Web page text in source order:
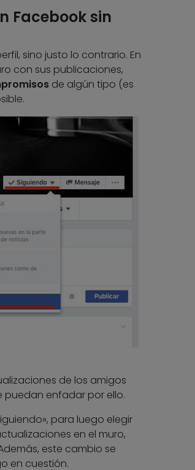
Facebook sin
sino justo lo contrario. En
con sus publicaciones,
de algún tipo (es
de los amigos
puedan enfadar por ello.
para luego elegir
en el muro,
este cambio se
en cuestión.